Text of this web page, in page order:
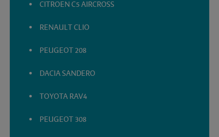
CITROEN C5 AIRCROSS
RENAULT CLIO
PEUGEOT 208
DACIA SANDERO
TOYOTA RAV4
PEUGEOT 308